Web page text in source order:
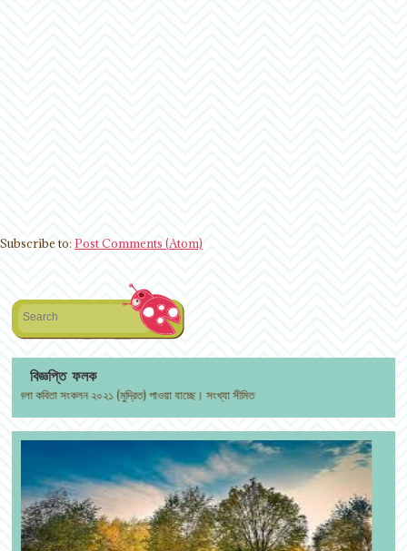
Subscribe to: Post Comments (Atom)
বিজ্ঞপ্তি ফলক
সংকলন ২০২১ (মুদ্রিত) পাওয়া যাচ্ছে। সংখ্যা সীমিত